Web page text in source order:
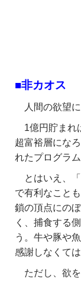
■非カオス
人間の欲望
1億円貯まれ
超富裕層にな
れたプログラ
とはいえ、
で有利なこと
鎖の頂点にの
く、捕食する
う。牛や豚や
感謝しなくては
ただし、欲